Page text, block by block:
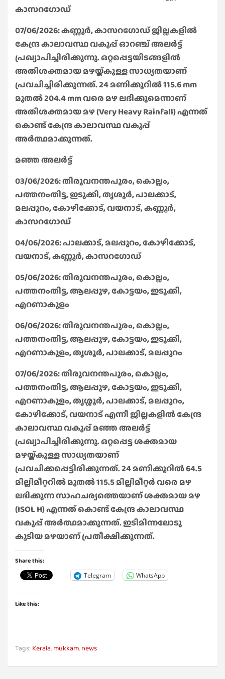
കാസറഗോഡ്
07/06/2026: കണ്ണൂർ, കാസറഗോഡ് ജില്ലകളിൽ
കേന്ദ്ര കാലാവസ്ഥ വകുപ്പ് ഓറഞ്ച് അലർട്ട്
പ്രഖ്യാപിച്ചിരിക്കുന്നു. ഒറ്റപ്പെട്ടയിടങ്ങളിൽ
അതിശക്തമായ മഴയ്ക്കുള്ള സാധ്യതയാണ്
പ്രവചിച്ചിരിക്കുന്നത്. 24 മണിക്കൂറിൽ 115.6 mm
മുതൽ 204.4 mm വരെ മഴ ലഭിക്കുമെന്നാണ്
അതിശക്തമായ മഴ (Very Heavy Rainfall) എന്നത്
കൊണ്ട് കേന്ദ്ര കാലാവസ്ഥ വകുപ്പ്
അർത്ഥമാക്കുന്നത്.
മഞ്ഞ അലർട്ട്
03/06/2026: തിരുവനന്തപുരം, കൊല്ലം,
പത്തനംതിട്ട, ഇടുക്കി, തൃശൂർ, പാലക്കാട്,
മലപ്പുറം, കോഴിക്കോട്, വയനാട്, കണ്ണൂർ,
കാസറഗോഡ്
04/06/2026: പാലക്കാട്, മലപ്പുറം, കോഴിക്കോട്,
വയനാട്, കണ്ണൂർ, കാസറഗോഡ്
05/06/2026: തിരുവനന്തപുരം, കൊല്ലം,
പത്തനംതിട്ട, ആലപ്പുഴ, കോട്ടയം, ഇടുക്കി,
എറണാകുളം
06/06/2026: തിരുവനന്തപുരം, കൊല്ലം,
പത്തനംതിട്ട, ആലപ്പുഴ, കോട്ടയം, ഇടുക്കി,
എറണാകുളം, തൃശൂർ, പാലക്കാട്, മലപ്പുറം
07/06/2026: തിരുവനന്തപുരം, കൊല്ലം,
പത്തനംതിട്ട, ആലപ്പുഴ, കോട്ടയം, ഇടുക്കി,
എറണാകുളം, തൃശ്ശൂർ, പാലക്കാട്, മലപ്പുറം,
കോഴിക്കോട്, വയനാട് എന്നീ ജില്ലകളിൽ കേന്ദ്ര
കാലാവസ്ഥ വകുപ്പ് മഞ്ഞ അലർട്ട്
പ്രഖ്യാപിച്ചിരിക്കുന്നു. ഒറ്റപ്പെട്ട ശക്തമായ
മഴയ്ക്കുള്ള സാധ്യതയാണ്
പ്രവചിക്കപ്പെട്ടിരിക്കുന്നത്. 24 മണിക്കൂറിൽ 64.5
മില്ലിമീറ്ററിൽ മുതൽ 115.5 മില്ലിമീറ്റർ വരെ മഴ
ലഭിക്കുന്ന സാഹചര്യത്തെയാണ് ശക്തമായ മഴ
(ISOL H) എന്നത് കൊണ്ട് കേന്ദ്ര കാലാവസ്ഥ
വകുപ്പ് അർത്ഥമാക്കുന്നത്. ഇടിമിന്നലോടു
കൂടിയ മഴയാണ് പ്രതീക്ഷിക്കുന്നത്.
Share this:
Telegram WhatsApp
Like this:
Tags: Kerala, mukkam, news